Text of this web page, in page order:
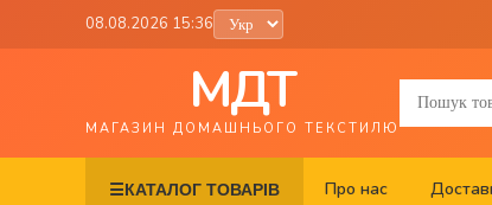
08.08.2026 15:36
МДТ
МАГАЗИН ДОМАШНЬОГО ТЕКСТИЛЮ
☰КАТАЛОГ ТОВАРІВ Про нас